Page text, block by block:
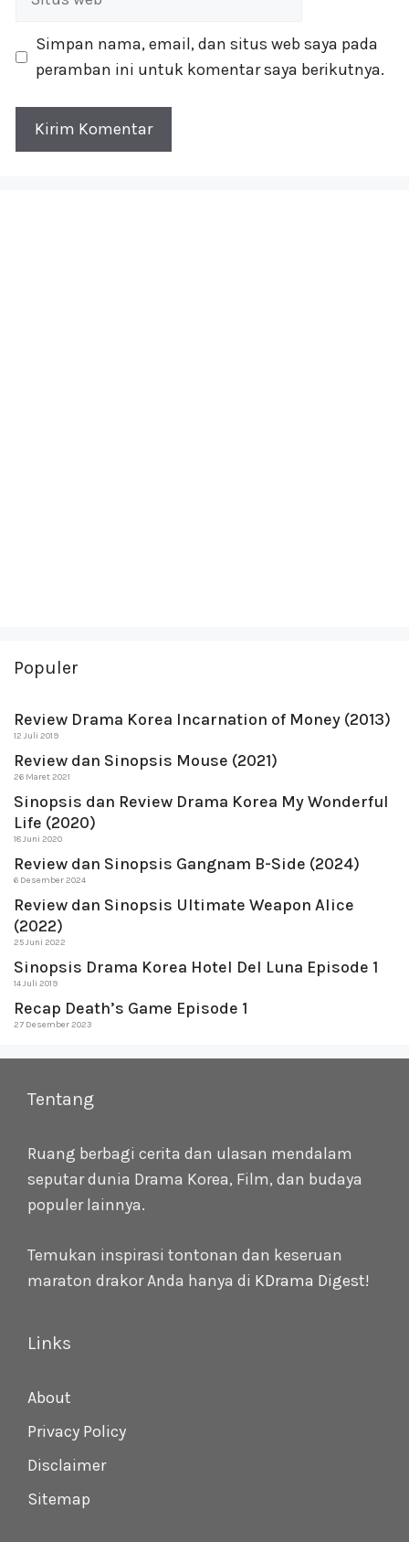
Simpan nama, email, dan situs web saya pada
peramban ini untuk komentar saya berikutnya.
Populer
Review Drama Korea Incarnation of Money (2013)
12 Juli 2019
Review dan Sinopsis Mouse (2021)
26 Maret 2021
Sinopsis dan Review Drama Korea My Wonderful
Life (2020)
18 Juni 2020
Review dan Sinopsis Gangnam B-Side (2024)
6 Desember 2024
Review dan Sinopsis Ultimate Weapon Alice
(2022)
25 Juni 2022
Sinopsis Drama Korea Hotel Del Luna Episode 1
14 Juli 2019
Recap Death’s Game Episode 1
27 Desember 2023
Tentang
Ruang berbagi cerita dan ulasan mendalam
seputar dunia Drama Korea, Film, dan budaya
populer lainnya.
Temukan inspirasi tontonan dan keseruan
maraton drakor Anda hanya di KDrama Digest!
Links
About
Privacy Policy
Disclaimer
Sitemap